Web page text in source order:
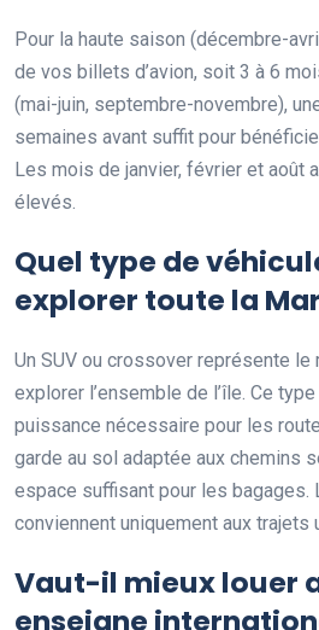
Pour la haute saison (décembre-
de vos billets d’avion, soit 3 à 6
(mai-juin, septembre-novembre),
semaines avant suffit pour
Les mois de janvier, février et août
élevés.
Quel type de
explorer toute la
Un SUV ou crossover représente
explorer l’ensemble de l’île. Ce
puissance nécessaire pour les
garde au sol adaptée aux chemins
espace suffisant pour les bagages.
conviennent uniquement aux trajets
Vaut-il mieux louer
enseigne